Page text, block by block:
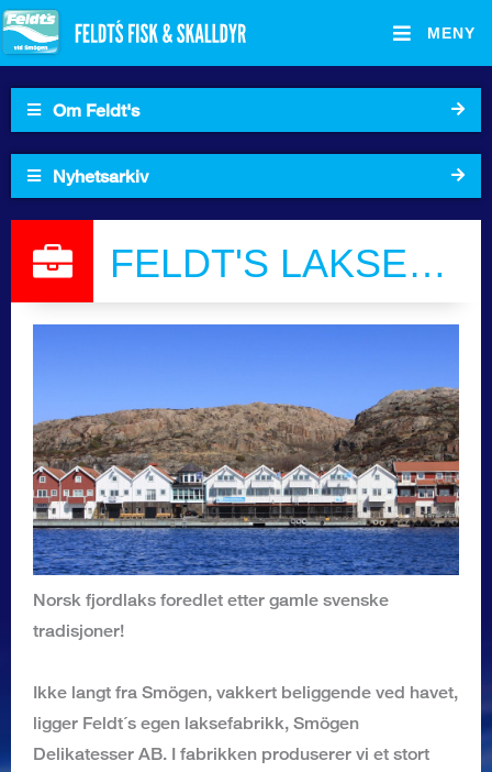
MENY
Sortiment
Om Feldt's
Om Feldt's
Feldts laxfabrik
Nyhetsarkiv
SØK I ARKIVET
FELDT'S LAKSEFABRIKK
Norsk fjordlaks foredlet etter gamle svenske
tradisjoner!
Ikke langt fra Smögen, vakkert beliggende ved havet,
ligger Feldt´s egen laksefabrikk, Smögen
Delikatesser AB. I fabrikken produserer vi et stort